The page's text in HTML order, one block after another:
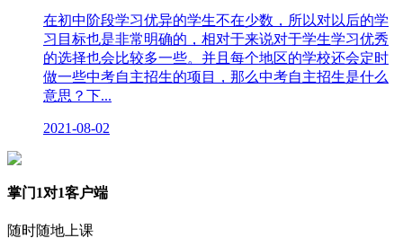
在初中阶段学习优异的学生不在少数，所以对以后的学
习目标也是非常明确的，相对于来说对于学生学习优秀
的选择也会比较多一些。并且每个地区的学校还会定时
做一些中考自主招生的项目，那么中考自主招生是什么
意思？下...
2021-08-02
掌门1对1客户端
随时随地上课